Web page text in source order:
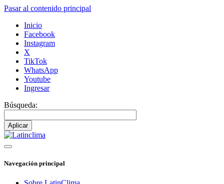
Pasar al contenido principal
Inicio
Facebook
Instagram
X
TikTok
WhatsApp
Youtube
Ingresar
Búsqueda:
Navegación principal